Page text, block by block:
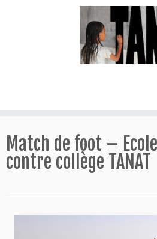
au
contenu
Match de foot –
contre collège TANAT